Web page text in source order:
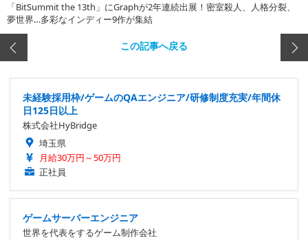
「BitSummit the 13th」にGraphが2年連続出展！密室殺人、人格分裂、
夢世界…多彩なインディー9作が集結
この記事へ戻る
未経験採用枠/ゲームのQAエンジニア/研修制度充実/年間休
日125日以上
株式会社HyBridge
埼玉県
月給30万円～50万円
正社員
ゲームサーバーエンジニア
世界を代表をするゲーム制作会社